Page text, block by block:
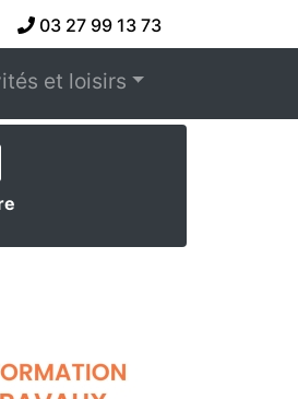
03 27 99 13 73
et loisirs